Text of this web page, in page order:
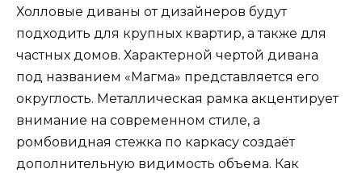
Холловые диваны от дизайнеров будут
подходить для крупных квартир, а также для
частных домов. Характерной чертой дивана
под названием «Магма» представляется его
округлость. Металлическая рамка акцентирует
внимание на современном стиле, а
ромбовидная стежка по каркасу создаёт
дополнительную видимость объема. Как